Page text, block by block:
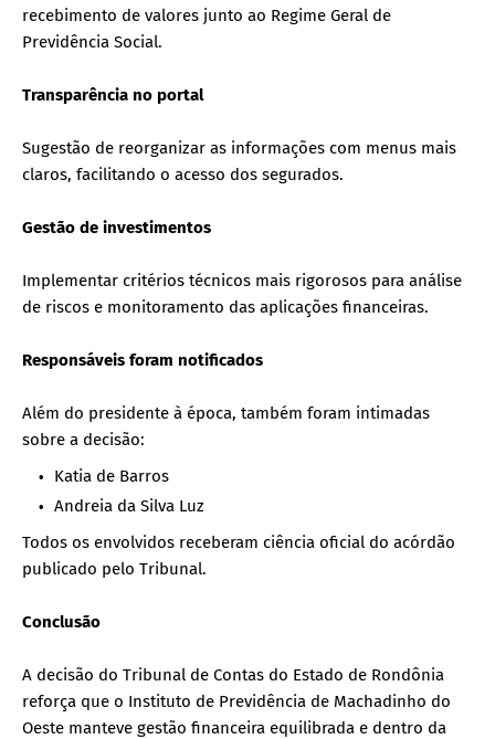
recebimento de valores junto ao Regime Geral de
Previdência Social.
Transparência no portal
Sugestão de reorganizar as informações com menus mais
claros, facilitando o acesso dos segurados.
Gestão de investimentos
Implementar critérios técnicos mais rigorosos para análise
de riscos e monitoramento das aplicações financeiras.
Responsáveis foram notificados
Além do presidente à época, também foram intimadas
sobre a decisão:
Katia de Barros
Andreia da Silva Luz
Todos os envolvidos receberam ciência oficial do acórdão
publicado pelo Tribunal.
Conclusão
A decisão do Tribunal de Contas do Estado de Rondônia
reforça que o Instituto de Previdência de Machadinho do
Oeste manteve gestão financeira equilibrada e dentro da